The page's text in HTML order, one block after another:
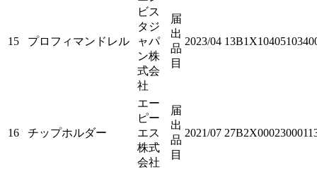
15 プロフィマンドレル
ビス
タジ
ャパ
ン株
式会
社
届
出
品
目
2023/04
16 チップホルダー
エー
ピー
エス
株式
会社
届
出
品
目
2021/07